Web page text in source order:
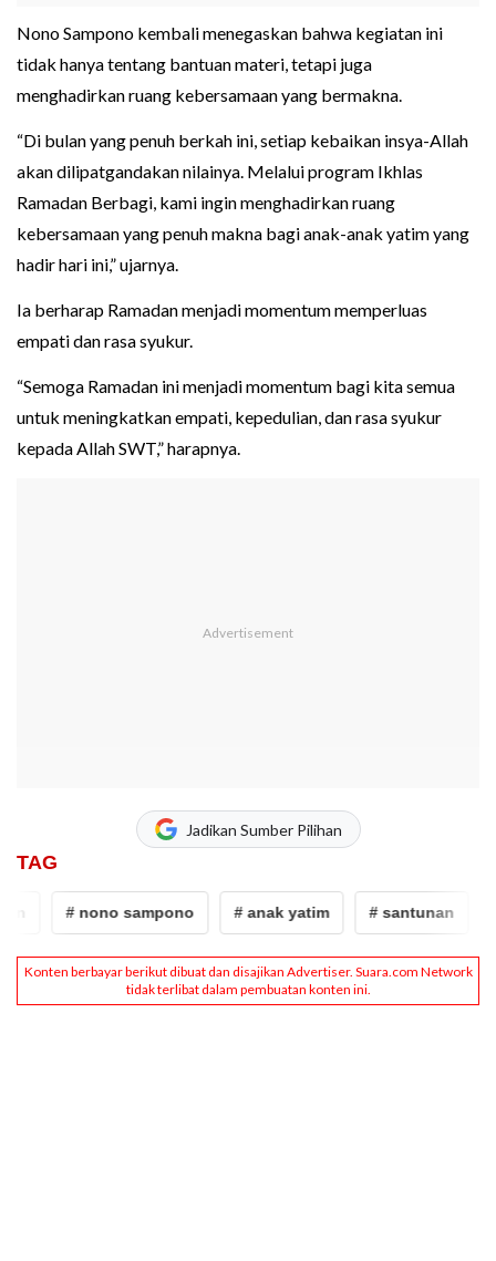
Nono Sampono kembali menegaskan bahwa kegiatan ini
tidak hanya tentang bantuan materi, tetapi juga
menghadirkan ruang kebersamaan yang bermakna.
“Di bulan yang penuh berkah ini, setiap kebaikan insya-Allah
akan dilipatgandakan nilainya. Melalui program Ikhlas
Ramadan Berbagi, kami ingin menghadirkan ruang
kebersamaan yang penuh makna bagi anak-anak yatim yang
hadir hari ini,” ujarnya.
Ia berharap Ramadan menjadi momentum memperluas
empati dan rasa syukur.
“Semoga Ramadan ini menjadi momentum bagi kita semua
untuk meningkatkan empati, kepedulian, dan rasa syukur
kepada Allah SWT,” harapnya.
Jadikan Sumber Pilihan
TAG
# nono sampono # anak yatim # santunan